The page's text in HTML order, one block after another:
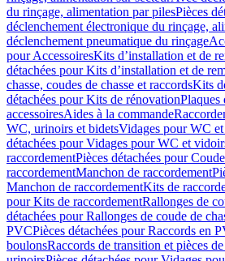
du rinçage, alimentation par pilesPièces
déclenchement électronique du rinçage,
déclenchement pneumatique du rinçage
pour AccessoiresKits d’installation et de
détachées pour Kits d’installation et de
chasse, coudes de chasse et raccordsKits
détachées pour Kits de rénovationPlaques
accessoiresAides à la commande
WC, urinoirs et bidetsVidages pour WC
détachées pour Vidages pour WC et
raccordementPièces détachées pour
raccordementManchon de raccordement
Manchon de raccordementKits de
pour Kits de raccordementRallonges de
détachées pour Rallonges de coude de
PVCPièces détachées pour Raccords en
boulonsRaccords de transition et pièces